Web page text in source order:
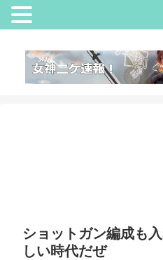
ショットガン編成も
しい時代だぜ